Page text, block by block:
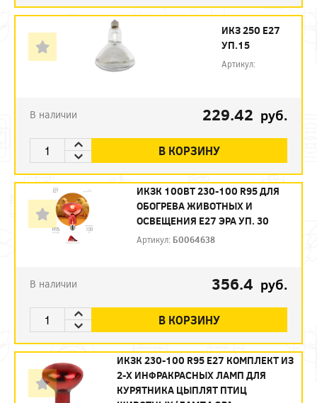
ИКЗ 250 Е27
УП.15
Артикул:
В наличии 229.42 руб.
В КОРЗИНУ
ИКЗК 100ВТ 230-100 R95 ДЛЯ
ОБОГРЕВА ЖИВОТНЫХ И
ОСВЕЩЕНИЯ Е27 ЭРА УП. 30
Артикул: Б0064638
В наличии 356.4 руб.
В КОРЗИНУ
ИКЗК 230-100 R95 E27 КОМПЛЕКТ ИЗ
2-Х ИНФРАКРАСНЫХ ЛАМП ДЛЯ
КУРЯТНИКА ЦЫПЛЯТ ПТИЦ